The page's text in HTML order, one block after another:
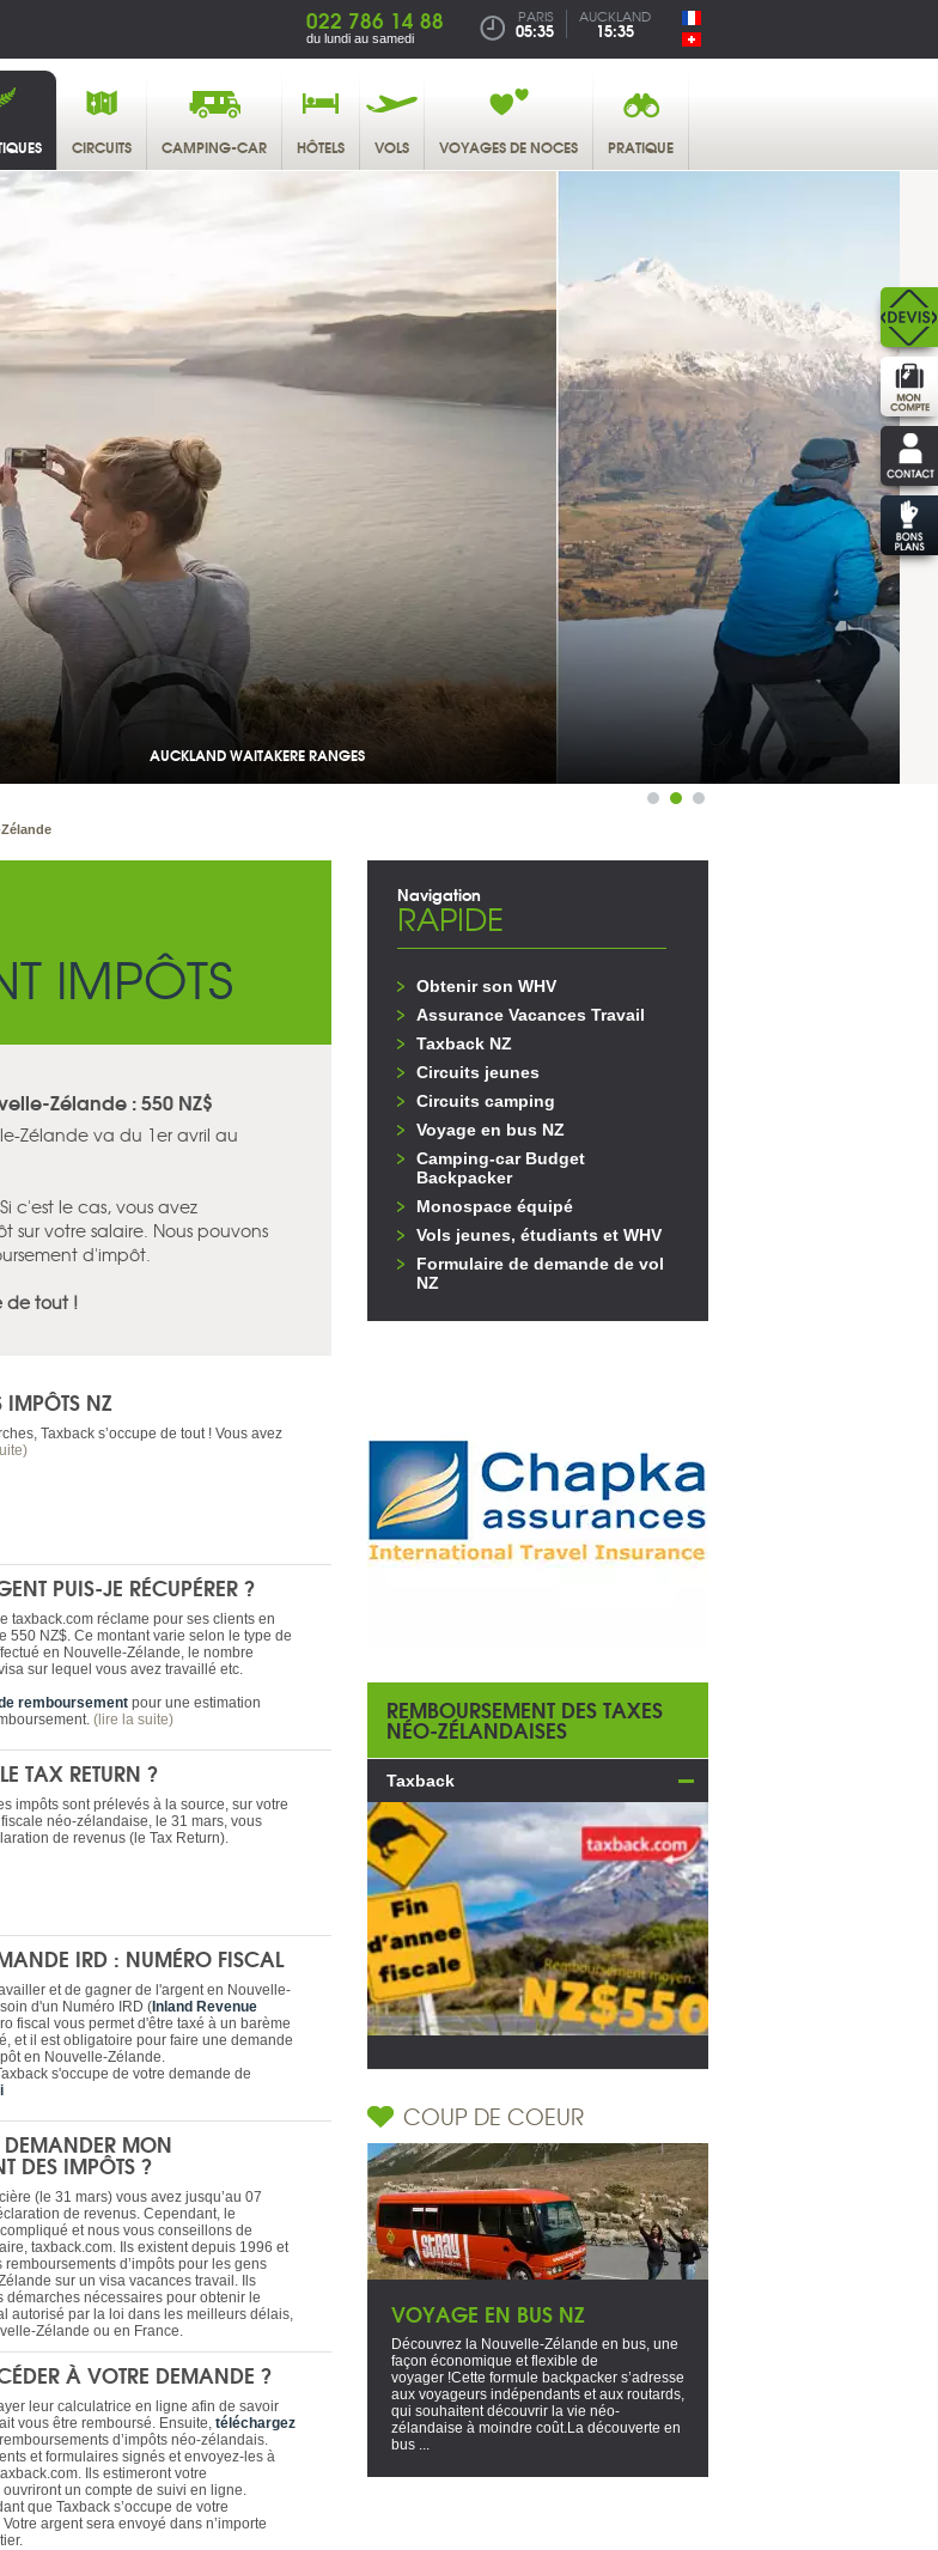
022 786 14 88
du lundi au samedi
PARIS
05:35
AUCKLAND
15:35
CIRCUITS CAMPING-CAR HÔTELS VOLS VOYAGES DE NOCES PRATIQUE
QUEENSTOWN CORONET PEAK
IMPÔTS
Zélande : 550 NZ$
Zélande va du 1er avril au
c'est le cas, vous avez
sur votre salaire. Nous pouvons
d'impôt.
de tout !
IMPÔTS NZ
Taxback s’occupe de tout ! Vous avez
PUIS-JE RÉCUPÉRER ?
taxback.com réclame pour ses clients en
550 NZ$. Ce montant varie selon le type de
en Nouvelle-Zélande, le nombre
sur lequel vous avez travaillé etc.
remboursement pour une estimation
(lire la suite)
TAX RETURN ?
impôts sont prélevés à la source, sur votre
néo-zélandaise, le 31 mars, vous
de revenus (le Tax Return).
IRD : NUMÉRO FISCAL
et de gagner de l'argent en Nouvelle-
d'un Numéro IRD ( Inland Revenue
fiscal vous permet d'être taxé à un barème
et il est obligatoire pour faire une demande
en Nouvelle-Zélande.
s'occupe de votre demande de
MON
DES IMPÔTS ?
(le 31 mars) vous avez jusqu’au 07
de revenus. Cependant, le
et nous vous conseillons de
taxback.com. Ils existent depuis 1996 et
d’impôts pour les gens
sur un visa vacances travail. Ils
démarches nécessaires pour obtenir le
autorisé par la loi dans les meilleurs délais,
Zélande ou en France.
À VOTRE DEMANDE ?
leur calculatrice en ligne afin de savoir
vous être remboursé. Ensuite, téléchargez
d’impôts néo-zélandais.
et formulaires signés et envoyez-les à
Ils estimeront votre
un compte de suivi en ligne.
que Taxback s’occupe de votre
argent sera envoyé dans n’importe
Navigation
RAPIDE
Obtenir son WHV
Assurance Vacances Travail
Taxback NZ
Circuits jeunes
Circuits camping
Voyage en bus NZ
Camping-car Budget
Backpacker
Monospace équipé
Vols jeunes, étudiants et WHV
Formulaire de demande de vol
NZ
REMBOURSEMENT DES TAXES
NÉO-ZÉLANDAISES
Taxback
COUP DE COEUR
VOYAGE EN BUS NZ
Découvrez la Nouvelle-Zélande en bus, une
façon économique et flexible de
voyager !Cette formule backpacker s’adresse
aux voyageurs indépendants et aux routards,
qui souhaitent découvrir la vie néo-
zélandaise à moindre coût.La découverte en
bus ...